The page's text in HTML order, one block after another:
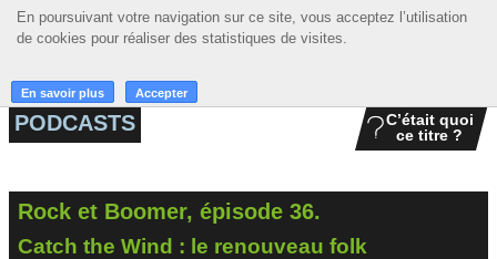
En poursuivant votre navigation sur ce site, vous acceptez l’utilisation
de cookies pour réaliser des statistiques de visites.
En savoir plus Accepter
En poursuivant votre navigation sur ce site, vous acceptez l’utilisation
de cookies pour réaliser des statistiques de visites.
En savoir plus Accepter
☰ MENU
ACCUEIL
PODCASTS
C’était quoi
ce titre ?
Rock et Boomer, épisode 36.
Catch the Wind : le renouveau folk